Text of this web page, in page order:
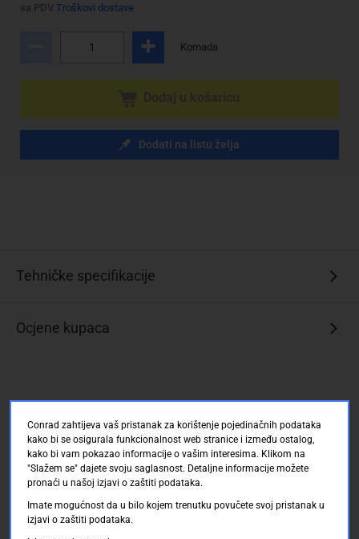
sa PDV Troškovi dostave
Komada
Dodati na listu želja
Tehničke specifikacije
Ocjene kupaca
Conrad zahtijeva vaš pristanak za korištenje pojedinačnih podataka
kako bi se osigurala funkcionalnost web stranice i između ostalog,
kako bi vam pokazao informacije o vašim interesima. Klikom na
"Slažem se" dajete svoju saglasnost. Detaljne informacije možete
pronaći u našoj izjavi o zaštiti podataka.
Imate mogućnost da u bilo kojem trenutku povučete svoj pristanak u
izjavi o zaštiti podataka.